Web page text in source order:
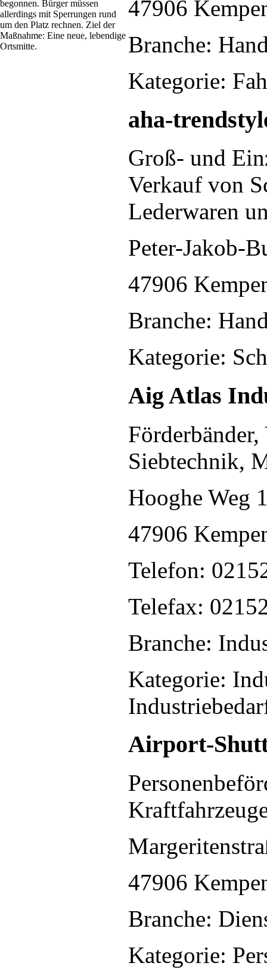
begonnen. Bürger müssen
allerdings mit Sperrungen rund
um den Platz rechnen. Ziel der
Maßnahme: Eine neue, lebendige
Ortsmitte.
47906
Branche:
Kategorie:
aha-
Groß- und
Verkauf von
Lederwaren
Peter-Jakob-
47906
Branche:
Kategorie:
Aig Atlas
Siebtechnik,
Hooghe Weg
47906
Telefon:
Telefax:
Branche:
Kategorie:
Airport-
47906
Branche:
Kategorie: